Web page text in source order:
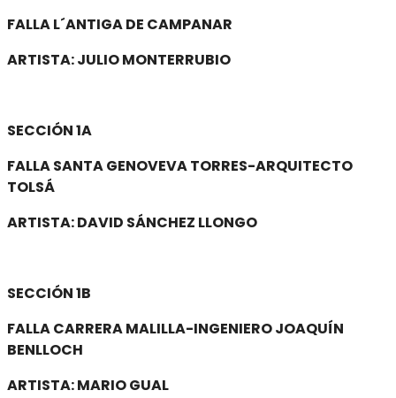
FALLA L´ANTIGA DE CAMPANAR
ARTISTA: JULIO MONTERRUBIO
SECCIÓN 1A
FALLA SANTA GENOVEVA TORRES-ARQUITECTO
TOLSÁ
ARTISTA: DAVID SÁNCHEZ LLONGO
SECCIÓN 1B
FALLA CARRERA MALILLA-INGENIERO JOAQUÍN
BENLLOCH
ARTISTA: MARIO GUAL